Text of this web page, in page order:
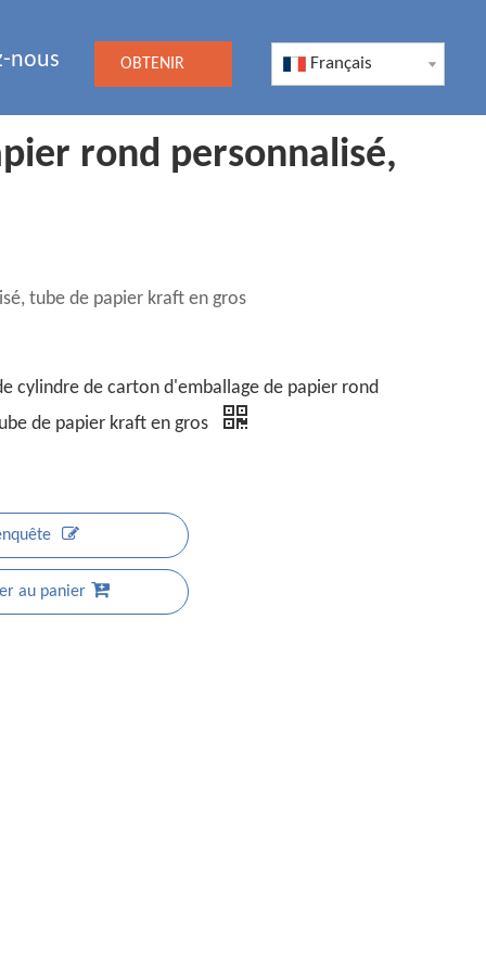
nous OBTENIR Français
rond personnalisé,
tube de papier kraft en gros
cylindre de carton d'emballage de papier rond
de papier kraft en gros
au panier